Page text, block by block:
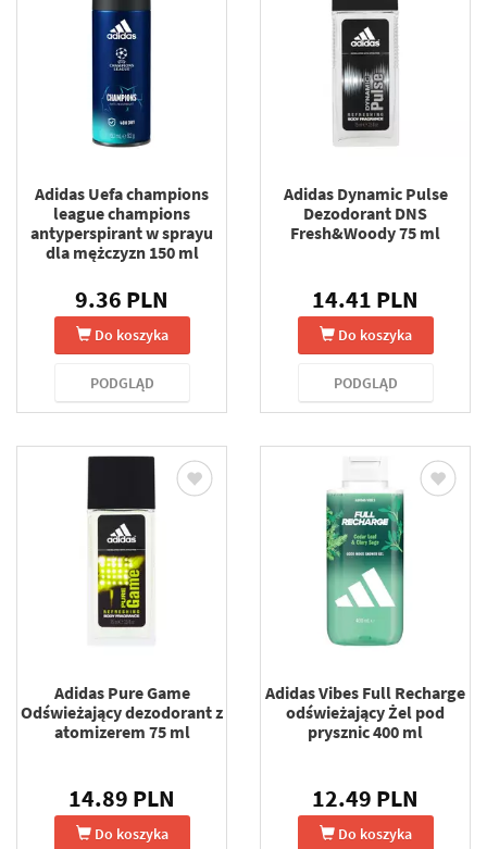
Adidas Uefa champions
league champions
antyperspirant w sprayu
dla mężczyzn 150 ml
9.36 PLN
Do koszyka
PODGLĄD
Adidas Dynamic Pulse
Dezodorant DNS
Fresh&Woody 75 ml
14.41 PLN
Do koszyka
PODGLĄD
Adidas Pure Game
Odświeżający dezodorant z
atomizerem 75 ml
14.89 PLN
Do koszyka
Adidas Vibes Full Recharge
odświeżający Żel pod
prysznic 400 ml
12.49 PLN
Do koszyka